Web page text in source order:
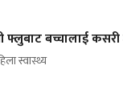
फ्लुबाट बच्चालाई
स्वास्थ्य